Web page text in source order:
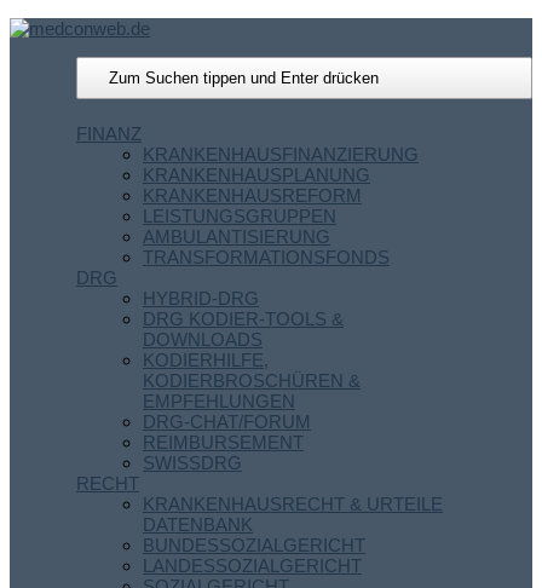
FINANZ
KRANKENHAUSFINANZIERUNG
KRANKENHAUSPLANUNG
KRANKENHAUSREFORM
LEISTUNGSGRUPPEN
AMBULANTISIERUNG
TRANSFORMATIONSFONDS
DRG
HYBRID-DRG
DRG KODIER-TOOLS &
DOWNLOADS
KODIERHILFE,
KODIERBROSCHÜREN &
EMPFEHLUNGEN
DRG-CHAT/FORUM
REIMBURSEMENT
SWISSDRG
RECHT
KRANKENHAUSRECHT & URTEILE
DATENBANK
BUNDESSOZIALGERICHT
LANDESSOZIALGERICHT